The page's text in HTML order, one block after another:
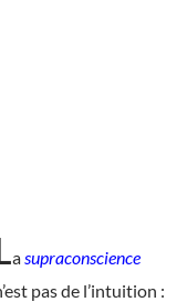
a supraconscience
pas de l’intuition :